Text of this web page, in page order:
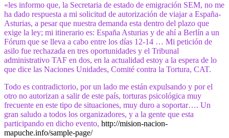
«les informo que, la Secretaria de estado de emigración SEM, no me
ha dado respuesta a mi solicitud de autorización de viajar a España-
Asturias, a pesar que nuestra demanda esta dentro del plazo que
exige la ley; mi itinerario es: España Asturias y de ahí a Berlín a un
Fórum que se lleva a cabo entre los días 12-14 … Mi petición de
asilo fue rechazada en tres oportunidades y el Tribunal
administrativo TAF en dos, en la actualidad estoy a la espera de lo
que dice las Naciones Unidades, Comité contra la Tortura, CAT.
Todo es contradictorio, por un lado me están expulsando y por el
otro no autorizan a salir de este país, torturas psicológica muy
frecuente en este tipo de situaciones, muy duro a soportar…. Un
gran saludo a todos los organizadores, y a la gente que esta
participando en dicho evento, http://mision-nacion-
mapuche.info/sample-page/